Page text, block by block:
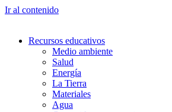
Ir al contenido
Recursos educativos
Medio ambiente
Salud
Energía
La Tierra
Materiales
Agua